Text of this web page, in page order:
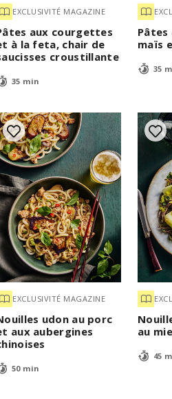
EXCLUSIVITÉ MAGAZINE
aux courgettes
à la feta, chair de
croustillante
35 min
Pâtes
maïs
35
EXCLUSIVITÉ MAGAZINE
udon au porc
aux aubergines
50 min
au
45